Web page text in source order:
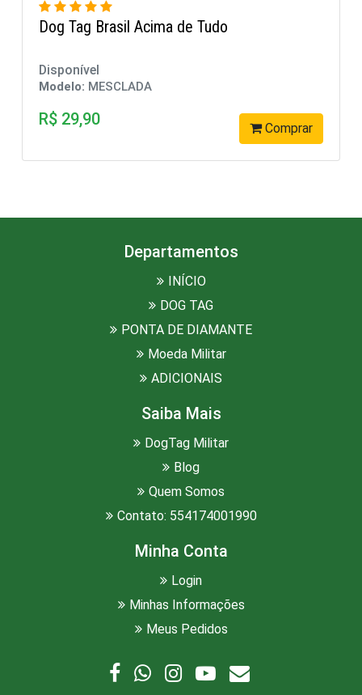
Comprar
Dog Tag atractive Brasil
Modelo:
Departamentos
INÍCIO
DOG TAG
PONTA DE DIAMANTE
Moeda Militar
ADICIONAIS
Saiba Mais
DogTag Militar
Blog
Quem Somos
Contato: 554174001990
Minha Conta
Login
Minhas Informações
Meus Pedidos